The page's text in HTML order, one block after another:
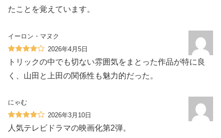
たことを覚えています。
イーロン・マヌク
2026年4月5日
トリックの中でも切ない雰囲気をまとった作品が特に良
く、山田と上田の関係性も魅力的だった。
にゃむ
2026年3月10日
人気テレビドラマの映画化第2弾。